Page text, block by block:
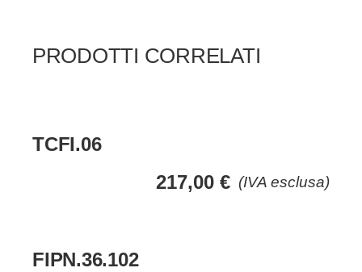
PRODOTTI CORRELATI
TCFI.06
(IVA esclusa)
217,00 €
FIPN.36.102